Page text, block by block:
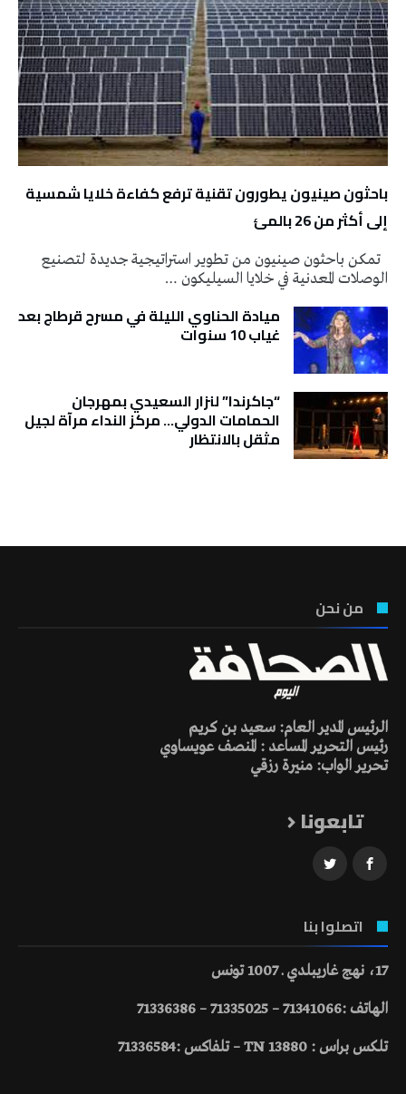
باحثون صينيون يطورون تقنية ترفع كفاءة خلايا شمسية
إلى أكثر من 26 بالمئ
تمكن باحثون صينيون من تطوير استراتيجية جديدة لتصنيع
الوصلات المعدنية في خلايا السيليكون …
ميادة الحناوي الليلة في مسرح قرطاج بعد
غياب 10 سنوات
“جاكرندا” لنزار السعيدي بمهرجان
الحمامات الدولي… مركز النداء مرآة لجيل
مثقل بالانتظار
من نحن
الرئيس المدير العام: سعيد بن كريم
رئيس التحرير المساعد : المنصف عويساوي
تحرير الواب: منيرة رزقي
تابعونا
اتصلوا بنا
17، نهج غاريبلدي ـ 1007 تونس
الهاتف :71341066 – 71335025 – 71336386
تلكس براس : 13880 TN – تلفاكس :71336584